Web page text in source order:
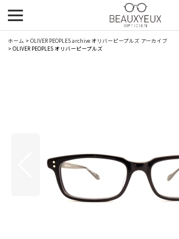
ホーム > OLIVER PEOPLES archive オリバーピープルズ アーカイブ
> OLIVER PEOPLES オリバーピープルズ